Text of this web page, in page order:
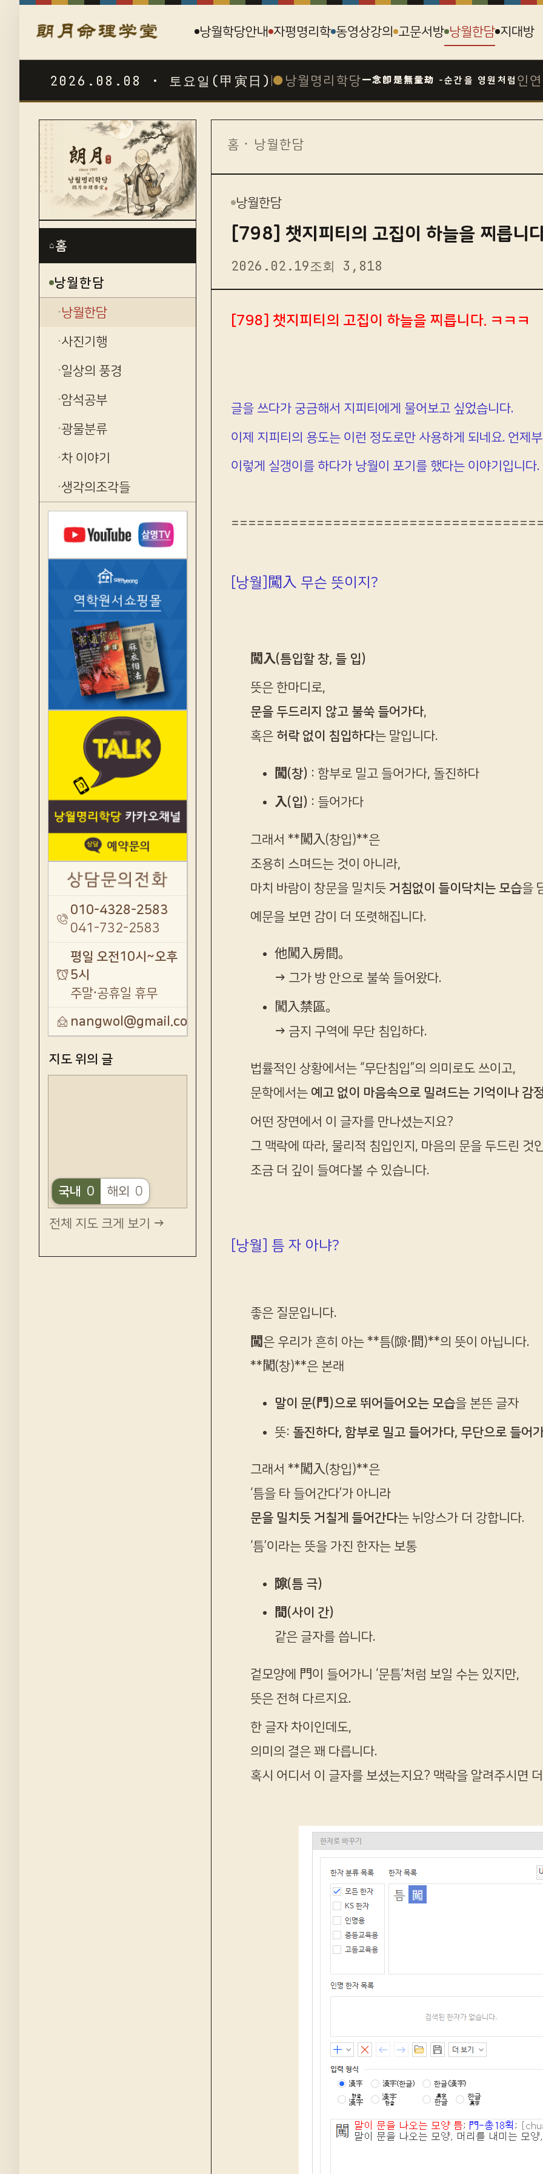
낭월학당안내 자평명리학 동영상강의 고문서방 낭월한담 지대방
2026.08.08 · 토요일(甲寅日) ● 낭월명리학당一念卽是無量劫 -순간을 영원처럼 인
⌂홈
낭월한담
낭월한담
사진기행
일상의 풍경
암석공부
광물분류
차 이야기
생각의조각들
010-4328-2583
041-732-2583
평일 오전10시~오후
5시
주말·공휴일 휴무
nangwol@gmail.com
지도 위의 글
국내 0 해외 0
전체 지도 크게 보기 →
홈 · 낭월한담
낭월한담
[798] 챗지피티의 고집이 하늘을 찌릅니
2026.02.19조회 3,818
[798] 챗지피티의 고집이 하늘을 찌릅니다. ㅋㅋㅋ
글을 쓰다가 궁금해서 지피티에게 물어보고 싶었습니다.
이제 지피티의 용도는 이런 정도로만 사용하게 되네요. 언제
이렇게 실갱이를 하다가 낭월이 포기를 했다는 이야기입니다.
[낭월]闖入 무슨 뜻이지?
闖入(틈입할 창, 들 입)
뜻은 한마디로,
문을 두드리지 않고 불쑥 들어가다,
혹은 허락 없이 침입하다는 말입니다.
闖(창) : 함부로 밀고 들어가다, 돌진하다
入(입) : 들어가다
그래서 **闖入(창입)**은
조용히 스며드는 것이 아니라,
마치 바람이 창문을 밀치듯 거침없이 들이닥치는 모습을
예문을 보면 감이 더 또렷해집니다.
他闖入房間。
→ 그가 방 안으로 불쑥 들어왔다.
闖入禁區。
→ 금지 구역에 무단 침입하다.
법률적인 상황에서는 “무단침입”의 의미로도 쓰이고,
문학에서는 예고 없이 마음속으로 밀려드는 기억이나 감
어떤 장면에서 이 글자를 만나셨는지요?
그 맥락에 따라, 물리적 침입인지, 마음의 문을 두드린 것
조금 더 깊이 들여다볼 수 있습니다.
[낭월] 틈 자 아냐?
좋은 질문입니다.
闖은 우리가 흔히 아는 **틈(隙·間)**의 뜻이 아닙니다.
**闖(창)**은 본래
말이 문(門)으로 뛰어들어오는 모습을 본뜬 글자
뜻: 돌진하다, 함부로 밀고 들어가다, 무단으로 들어
그래서 **闖入(창입)**은
‘틈을 타 들어간다’가 아니라
문을 밀치듯 거칠게 들어간다는 뉘앙스가 더 강합니다.
‘틈’이라는 뜻을 가진 한자는 보통
隙(틈 극)
間(사이 간)
같은 글자를 씁니다.
겉모양에 門이 들어가니 ‘문틈’처럼 보일 수는 있지만,
뜻은 전혀 다르지요.
한 글자 차이인데도,
의미의 결은 꽤 다릅니다.
혹시 어디서 이 글자를 보셨는지요? 맥락을 알려주시면